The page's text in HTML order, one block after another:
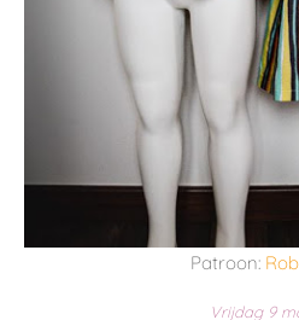
Patroon:
Vrijdag 9